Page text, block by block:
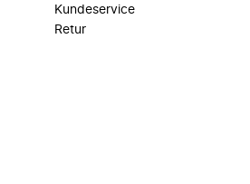
Kundeservice
Retur